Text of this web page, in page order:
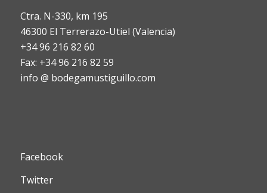
Ctra. N-330, km 195
46300 El Terrerazo-Utiel (Valencia)
+34 96 216 82 60
Fax: +34 96 216 82 59
info @ bodegamustiguillo.com
Facebook
Twitter